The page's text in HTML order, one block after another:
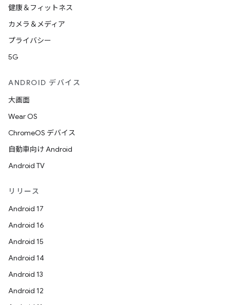
健康＆フィットネス
カメラ＆メディア
プライバシー
5G
ANDROID デバイス
大画面
Wear OS
ChromeOS デバイス
自動車向け Android
Android TV
リリース
Android 17
Android 16
Android 15
Android 14
Android 13
Android 12